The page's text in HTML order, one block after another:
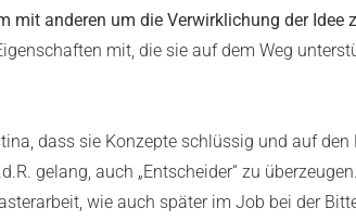
mit anderen um die Verwirklichung der Idee
mit, die sie auf dem Weg
dass sie Konzepte schlüssig und auf den
gelang, auch „Entscheider“ zu
wie auch später im Job bei der